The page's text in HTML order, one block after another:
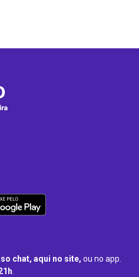
chat, aqui no site, ou no app.
.